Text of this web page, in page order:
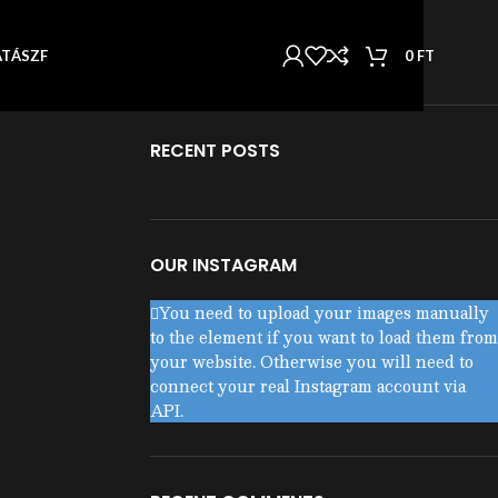
ÁSZF 0 FT
RECENT POSTS
OUR INSTAGRAM
You need to upload your images manually
to the element if you want to load them from
your website. Otherwise you will need to
connect your real Instagram account via
API.